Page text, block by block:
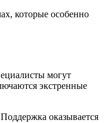
которые особенно
могут
экстренные
оказывается